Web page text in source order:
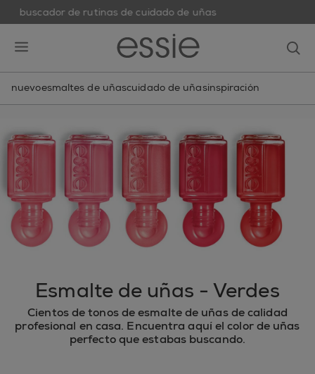
buscador de rutinas de cuidado de uñas
nuevoesmaltes de uñascuidado de uñasinspiración
Esmalte de uñas - Verdes
Cientos de tonos de esmalte de uñas de calidad
profesional en casa. Encuentra aquí el color de uñas
perfecto que estabas buscando.